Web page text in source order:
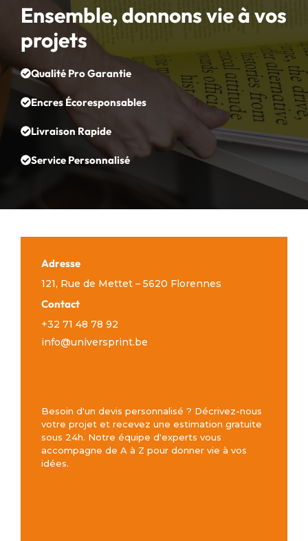
Ensemble, donnons vie à vos
projets
Qualité Pro Garantie
Encres Écoresponsables
Livraison Rapide
Service Personnalisé
Adresse
121, Rue de Mettet – 5620 Florennes
Contact
+32 71 48 78 92
info@universprint.be
Besoin d'un devis personnalisé ? Décrivez-nous
votre projet et recevez une estimation gratuite
sous 24h. Notre équipe d'experts vous
accompagne de A à Z pour donner vie à vos
idées.